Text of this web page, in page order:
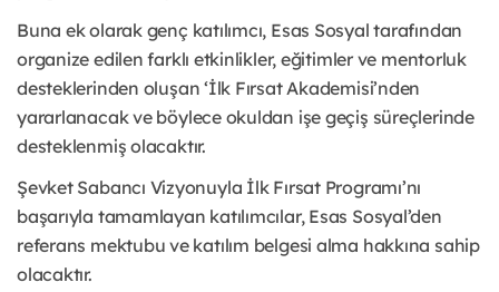
Buna ek olarak genç katılımcı, Esas Sosyal tarafından
organize edilen farklı etkinlikler, eğitimler ve mentorluk
desteklerinden oluşan ‘İlk Fırsat Akademisi’nden
yararlanacak ve böylece okuldan işe geçiş süreçlerinde
desteklenmiş olacaktır.
Şevket Sabancı Vizyonuyla İlk Fırsat Programı’nı
başarıyla tamamlayan katılımcılar, Esas Sosyal’den
referans mektubu ve katılım belgesi alma hakkına sahip
olacaktır.